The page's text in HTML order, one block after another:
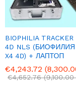
BIOPHILIA TRACKER
4D NLS (БИОФИЛИЯ
X4 4D) + ЛАПТОП
€4,243.72
€4,652.76 (9,100.00